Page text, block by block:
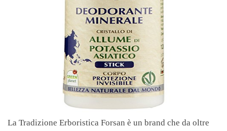
La Tradizione Erboristica Forsan è un brand che da oltre